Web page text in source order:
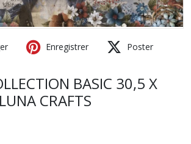
Enregistrer Poster
BASIC 30,5 X
CRAFTS